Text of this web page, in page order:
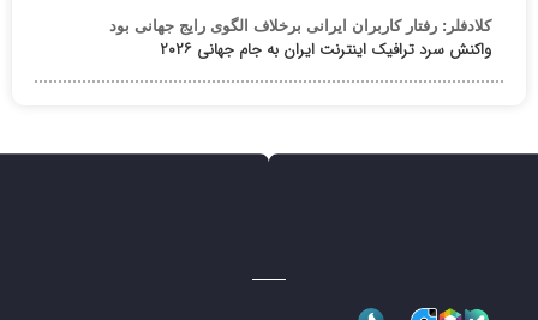
کلادفلر: رفتار کاربران ایرانی برخلاف الگوی رایج جهانی بود
واکنش سرد ترافیک اینترنت ایران به جام جهانی ۲۰۲۶